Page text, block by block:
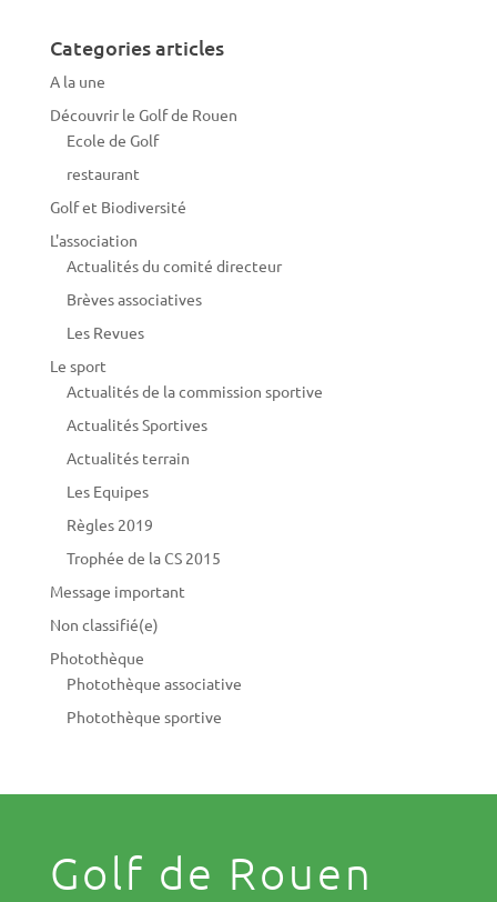
Categories articles
A la une
Découvrir le Golf de Rouen
Ecole de Golf
restaurant
Golf et Biodiversité
L'association
Actualités du comité directeur
Brèves associatives
Les Revues
Le sport
Actualités de la commission sportive
Actualités Sportives
Actualités terrain
Les Equipes
Règles 2019
Trophée de la CS 2015
Message important
Non classifié(e)
Photothèque
Photothèque associative
Photothèque sportive
Golf de Rouen